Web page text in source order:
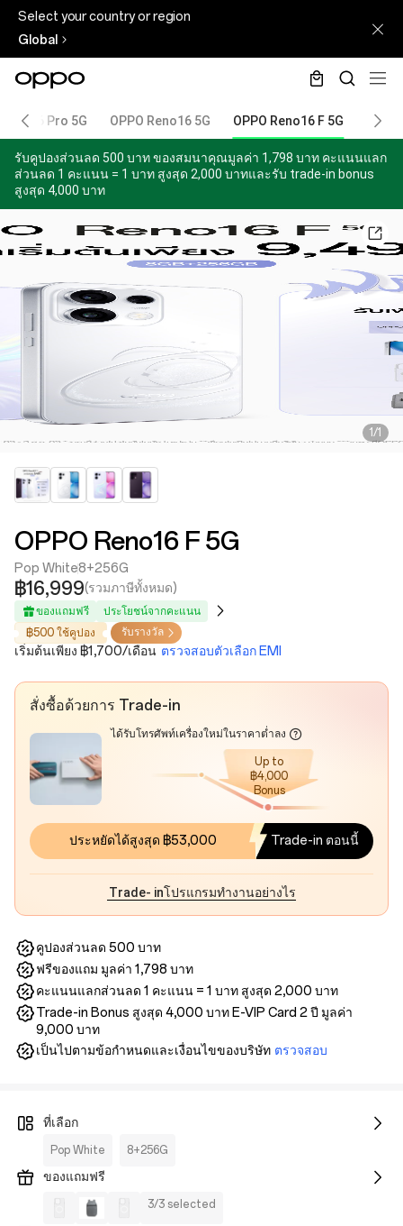
Select your country or region
Global
Pro 5G OPPO Reno16 5G OPPO Reno16 F 5G
รับคูปองส่วนลด 500 บาท ของสมนาคุณมูลค่า 1,798 บาท คะแนนแลก
ส่วนลด 1 คะแนน = 1 บาท สูงสุด 2,000 บาทและรับ trade-in bonus
สูงสุด 4,000 บาท
1/1
OPPO Reno16 F 5G
Pop White8+256G
฿16,999(รวมภาษีทั้งหมด)
ของแถมฟรี
ประโยชน์จากคะแนน
฿500 ใช้คูปอง
รับรางวัล
เริ่มต้นเพียง ฿1,700/เดือน ตรวจสอบตัวเลือก EMI
สั่งซื้อด้วยการ Trade-in
ได้รับโทรศัพท์เครื่องใหม่ในราคาต่ำลง
Up to
฿4,000
Bonus
ประหยัดได้สูงสุด ฿53,000 Trade-in ตอนนี้
Trade- inโปรแกรมทำงานอย่างไร
คูปองส่วนลด 500 บาท
ฟรีของแถม มูลค่า 1,798 บาท
คะแนนแลกส่วนลด 1 คะแนน = 1 บาท สูงสุด 2,000 บาท
Trade-in Bonus สูงสุด 4,000 บาท E-VIP Card 2 ปี มูลค่า
9,000 บาท
เป็นไปตามข้อกำหนดและเงื่อนไขของบริษัท ตรวจสอบ
ที่เลือก
Pop White 8+256G
ของแถมฟรี
3/3 selected